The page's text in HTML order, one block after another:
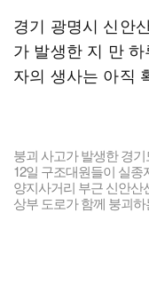
경기 광명시 신안
가 발생한 지 만
자의 생사는 아직
붕괴 사고가 발생한 경
12일 구조대원들이 실종
양지사거리 부근 신안산
상부 도로가 함께 붕괴